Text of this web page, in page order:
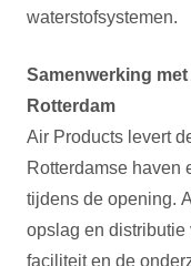
waterstofsystemen.
Samenwerking
Rotterdam
Air Products levert
Rotterdamse haven
tijdens de opening.
opslag en distributie
faciliteit en de